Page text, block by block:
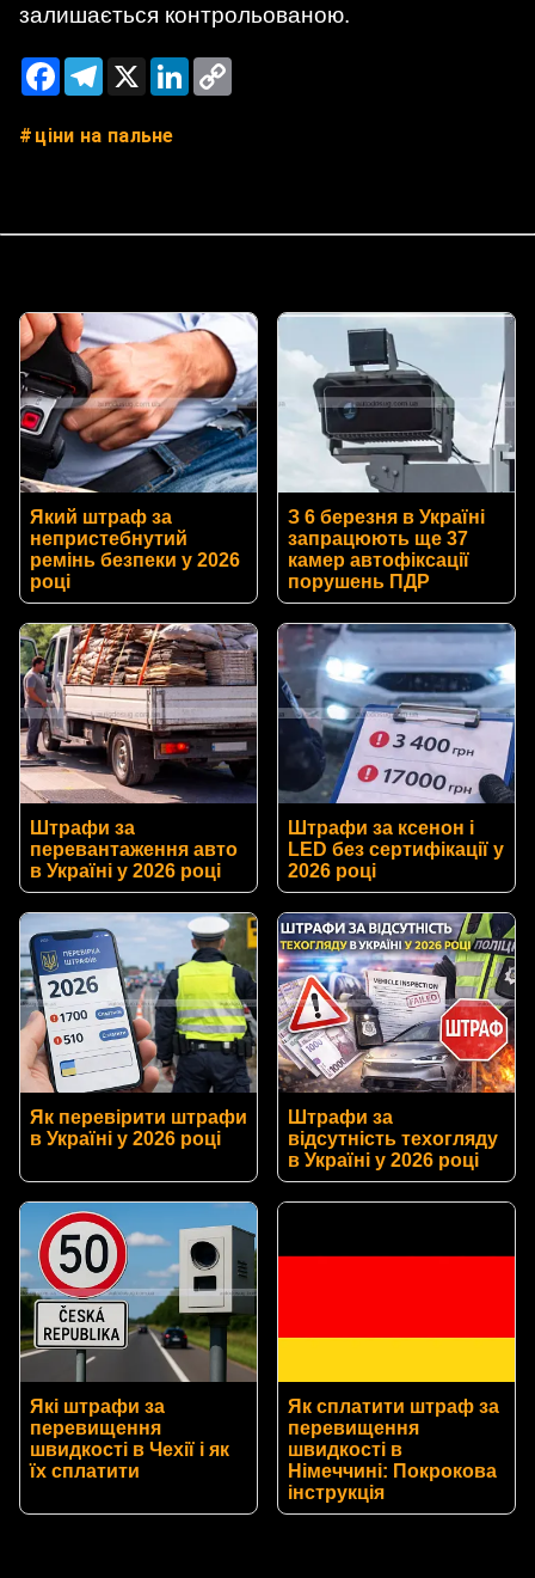
залишається контрольованою.
FacebookTelegram
X LinkedIn
ціни на пальне
Який штраф за
непристебнутий
ремінь безпеки у 2026
році
З 6 березня в Україні
запрацюють ще 37
камер автофіксації
порушень ПДР
Штрафи за
перевантаження авто
в Україні у 2026 році
Штрафи за ксенон і
LED без сертифікації у
2026 році
Як перевірити штрафи
в Україні у 2026 році
Штрафи за
відсутність техогляду
в Україні у 2026 році
Які штрафи за
перевищення
швидкості в Чехії і як
їх сплатити
Як сплатити штраф за
перевищення
швидкості в
Німеччині: Покрокова
інструкція